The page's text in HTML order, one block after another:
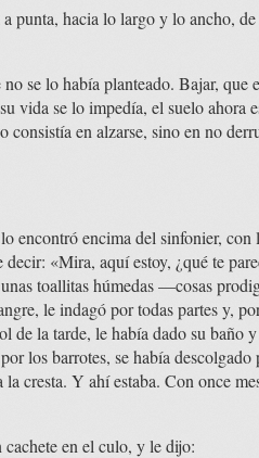
punta, hacia lo largo y lo ancho,
se lo había planteado. Bajar, que
vida se lo impedía, el suelo ahora
en alzarse, sino en no
encontró encima del sinfonier,
«Mira, aquí estoy, ¿qué te
toallitas húmedas —cosas
le indagó por todas partes y,
la tarde, le había dado su baño
los barrotes, se había
cresta. Y ahí estaba. Con once
en el culo, y le dijo: